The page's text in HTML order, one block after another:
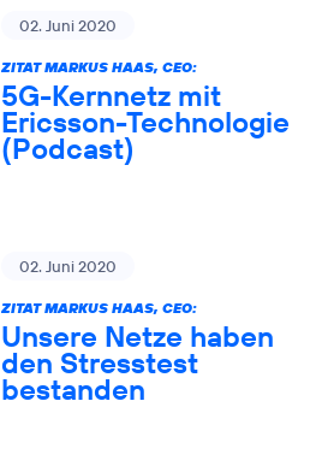
02. Juni 2020
ZITAT MARKUS HAAS, CEO:
5G-Kernnetz mit
Ericsson-Technologie
(Podcast)
02. Juni 2020
ZITAT MARKUS HAAS, CEO:
Unsere Netze haben
den Stresstest
bestanden